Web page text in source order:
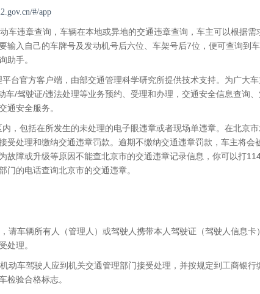
#/app
车违章查询，车辆在本地或异地的交通违章查询，车主可以根据需
输入自己的车牌号及发动机号后六位、车架号后7位，便可查询到
助手。
台官方客户端，由部交通管理科学研究所提供技术支持。为广大
车/驾驶证/违法处理等业务预约、受理和办理，交通安全信息查询
通安全服务。
，包括在所发生的未处理的电子眼违章或者现场单违章。在北京
受处理和缴纳交通违章罚款。逾期不缴纳交通违章罚款，车主将会
故障或升级等原因不能查北京市的交通违章记录信息，你可以打
门的电话查询北京市的交通违章。
请车辆所有人（管理人）或驾驶人携带本人驾驶证（驾驶人信息卡
处理。
动车驾驶人应到机关交通管理部门接受处理，并按规定到工商银行
检验合格标志。